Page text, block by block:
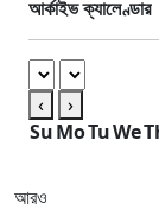
আর্কাইভ ক্যালেণ্ডার
‹
›
SuMoTuWe
আরও